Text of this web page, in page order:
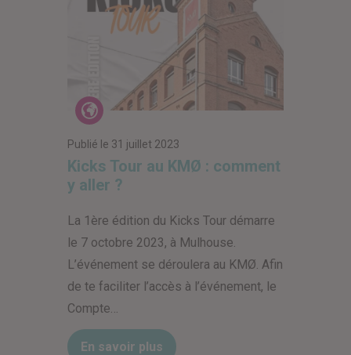
Actualités
Publié le 31 juillet 2023
Kicks Tour au KMØ : comment
y aller ?
La 1ère édition du Kicks Tour démarre
le 7 octobre 2023, à Mulhouse.
L’événement se déroulera au KMØ. Afin
de te faciliter l’accès à l’événement, le
Compte…
En savoir plus